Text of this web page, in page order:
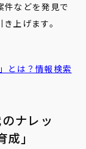
件などを発見で
上げます。
は？情報検索
ナレッ
」